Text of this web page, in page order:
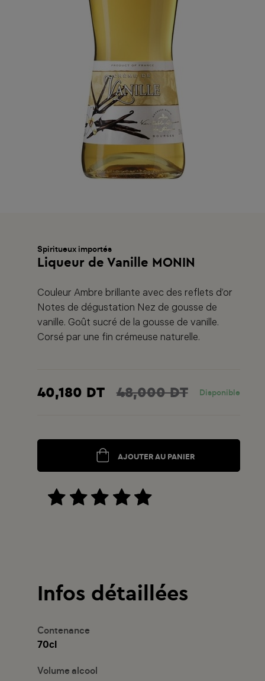
Spiritueux importés
Liqueur de Vanille MONIN
Couleur Ambre brillante avec des reflets d’or
Notes de dégustation Nez de gousse de
vanille. Goût sucré de la gousse de vanille.
Corsé par une fin crémeuse naturelle.
40,180 DT 48,000 DT Disponible
AJOUTER AU PANIER
Infos détaillées
Contenance
70cl
Volume alcool